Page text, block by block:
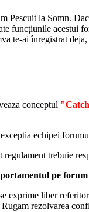
Pescuit la Somn.
funcțiunile acestui
te-ai înregistrat
conceptul
echipei
trebuie
pe forum
exprime liber
rezolvarea